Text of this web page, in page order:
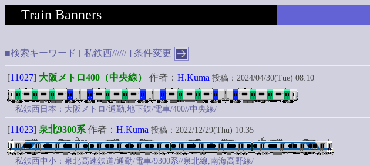
Train Banners
■検索キーワード [ 私鉄西////// ] 条件変更
[11027] 大阪メトロ400（中央線） 作者： H.Kuma 投稿：2024/04/30(Tue) 08:10
私鉄西日本：大阪メトロ/通勤,地下鉄/電車/400//中央線/
[11023] 泉北9300系 作者： H.Kuma 投稿：2022/12/29(Thu) 10:35
私鉄西中小：泉北高速鉄道/通勤/電車/9300系//泉北線,南海高野線/